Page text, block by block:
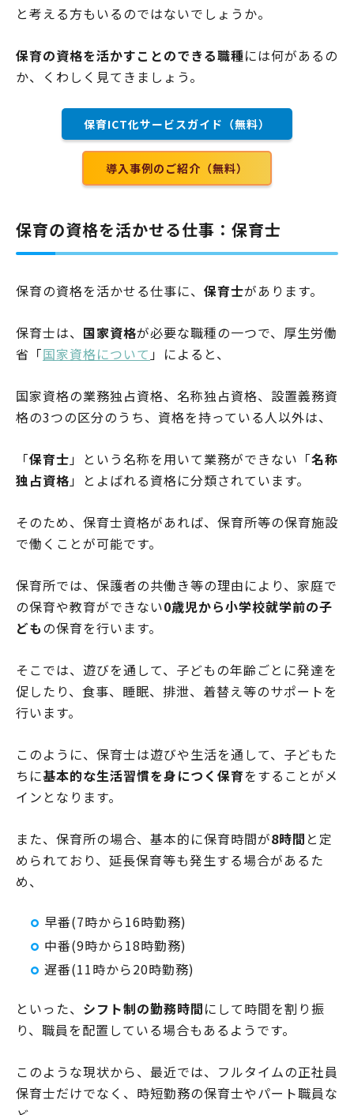
と考える方もいるのではないでしょうか。
保育の資格を活かすことのできる職種には何があるの
か、くわしく見てきましょう。
保育ICT化サービスガイド（無料）
導入事例のご紹介（無料）
保育の資格を活かせる仕事：保育士
保育の資格を活かせる仕事に、 保育士があります。
保育士は、 国家資格が必要な職種の一つで、厚生労働
省「国家資格について」によると、
国家資格の業務独占資格、名称独占資格、設置義務資
格の3つの区分のうち、資格を持っている人以外は、
「保育士」という名称を用いて業務ができない「名称
独占資格」とよばれる資格に分類されています。
そのため、保育士資格があれば、保育所等の保育施設
で働くことが可能です。
保育所では、保護者の共働き等の理由により、家庭で
の保育や教育ができない0歳児から小学校就学前の子
どもの保育を行います。
そこでは、遊びを通して、子どもの年齢ごとに発達を
促したり、食事、睡眠、排泄、着替え等のサポートを
行います。
このように、保育士は遊びや生活を通して、子どもた
ちに基本的な生活習慣を身につく保育をすることがメ
インとなります。
また、保育所の場合、基本的に保育時間が8時間 と定
められており、延長保育等も発生する場合があるた
め、
早番(7時から16時勤務)
中番(9時から18時勤務)
遅番(11時から20時勤務)
といった、 シフト制の勤務時間にして時間を割り振
り、職員を配置している場合もあるようです。
このような現状から、最近では、フルタイムの正社員
保育士だけでなく、時短勤務の保育士やパート職員な